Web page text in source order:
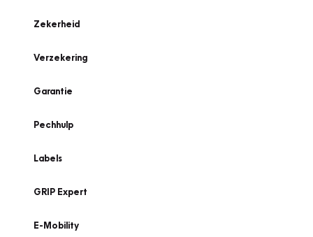
Zekerheid
Verzekering
Garantie
Pechhulp
Labels
GRIP Expert
E-Mobility